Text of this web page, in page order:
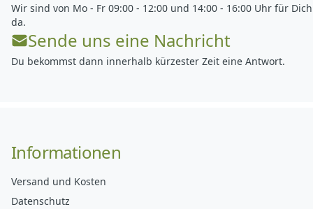
Wir sind von Mo - Fr 09:00 - 12:00 und 14:00 - 16:00 Uhr für Dich
da.
Sende uns eine Nachricht
Du bekommst dann innerhalb kürzester Zeit eine Antwort.
Informationen
Versand und Kosten
Datenschutz